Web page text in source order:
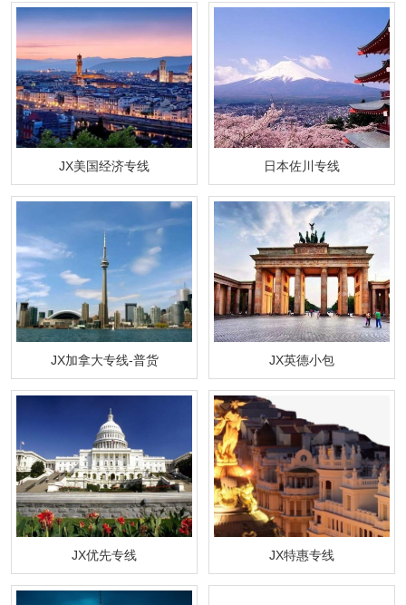
JX美国经济专线 日本佐川专线
JX加拿大专线-普货 JX英德小包
JX优先专线 JX特惠专线